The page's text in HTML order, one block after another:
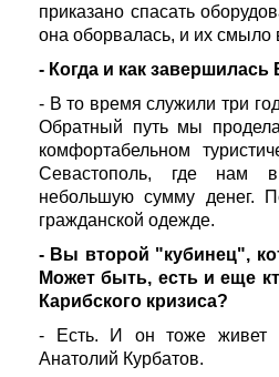
приказано спасать
она оборвалась, и их смыло
- Когда и как
- В то время служили три
Обратный путь мы
комфортабельном
Севастополь, где нам
небольшую сумму денег.
гражданской одежде.
- Вы второй "кубинец",
Может быть, есть и еще
Карибского кризиса?
- Есть. И он тоже живет
Анатолий Курбатов.